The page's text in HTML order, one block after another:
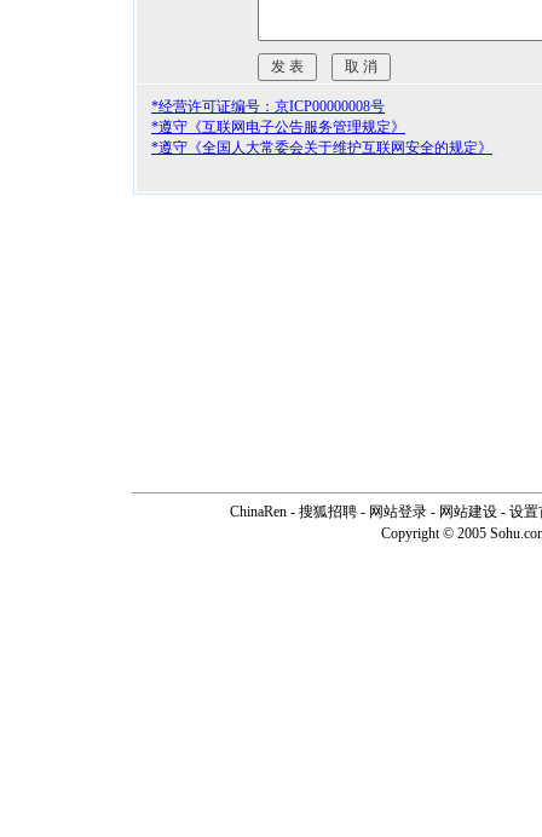
*经营许可证编号：京ICP00000008号
*遵守《互联网电子公告服务管理规定》
*遵守《全国人大常委会关于维护互联网安全的规定》
ChinaRen - 搜狐招聘 - 网站登录 - 网站建设 - 设置
Copyright © 2005